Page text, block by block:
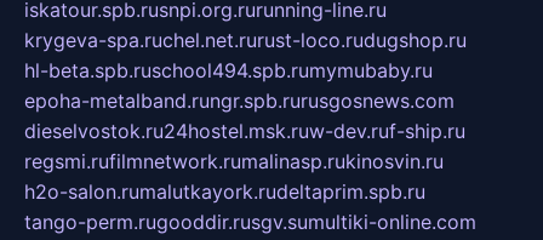
iskatour.spb.rusnpi.org.rurunning-line.ru
krygeva-spa.ruchel.net.rurust-loco.rudugshop.ru
hl-beta.spb.ruschool494.spb.rumymubaby.ru
epoha-metalband.rungr.spb.rurusgosnews.com
dieselvostok.ru24hostel.msk.ruw-dev.ruf-ship.ru
regsmi.rufilmnetwork.rumalinasp.rukinosvin.ru
h2o-salon.rumalutkayork.rudeltaprim.spb.ru
tango-perm.rugooddir.rusgv.sumultiki-online.com